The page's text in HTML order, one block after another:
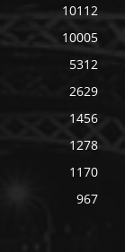
10112
10005
5312
2629
1456
1278
1170
967